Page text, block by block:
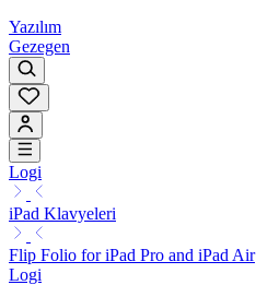
Yazılım
Gezegen
Logi
iPad Klavyeleri
Flip Folio for iPad Pro and iPad Air
Logi